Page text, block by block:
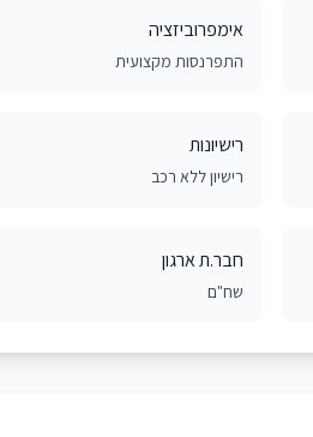
אימפרוביזציה
התפרנסות מקצועית
רישיונות
רישיון ללא רכב
חבר.ת ארגון
שח"ם